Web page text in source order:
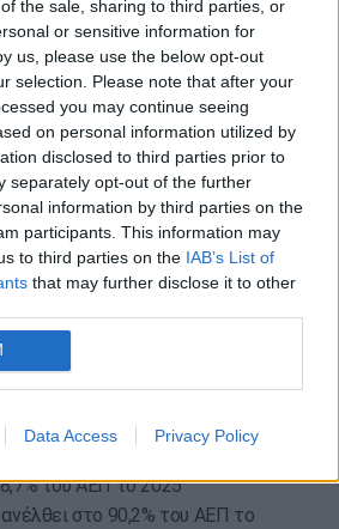
the sale, sharing to third parties, or
or sensitive information for
us, please use the below opt-out
selection. Please note that after your
you may continue seeing
on personal information utilized by
disclosed to third parties prior to
separately opt-out of the further
information by third parties on the
participants. This information may
to third parties on the IAB’s List of
that may further disclose it to other
Data Access Privacy Policy
το 2027
ακολουθούν σύμφωνα με την
σε Ελλάδα και ευρωζώνη.
χρέος ως ποσοστό του ΑΕΠ θα
μειώνεται σημαντικά παρά
της Ευρωπαϊκής Επιτροπής,
σε ΕΕ και ευρωζώνη.
ότι το δημόσιο χρέος
το 2026 για να περιοριστεί
Στην ΕΕ το χρέος από 82,8%
να ανέλθει στο
στο 85,3% του ΑΕΠ το 2027.
του ΑΕΠ το 2025
στο 90,2% του ΑΕΠ το